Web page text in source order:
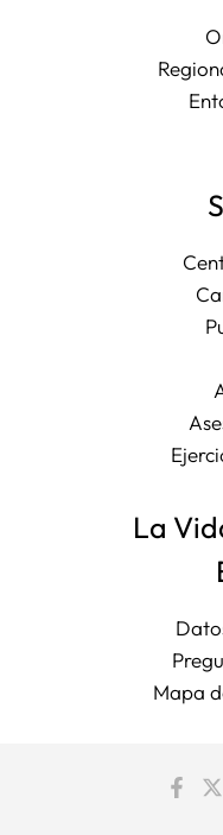
La
Mapa